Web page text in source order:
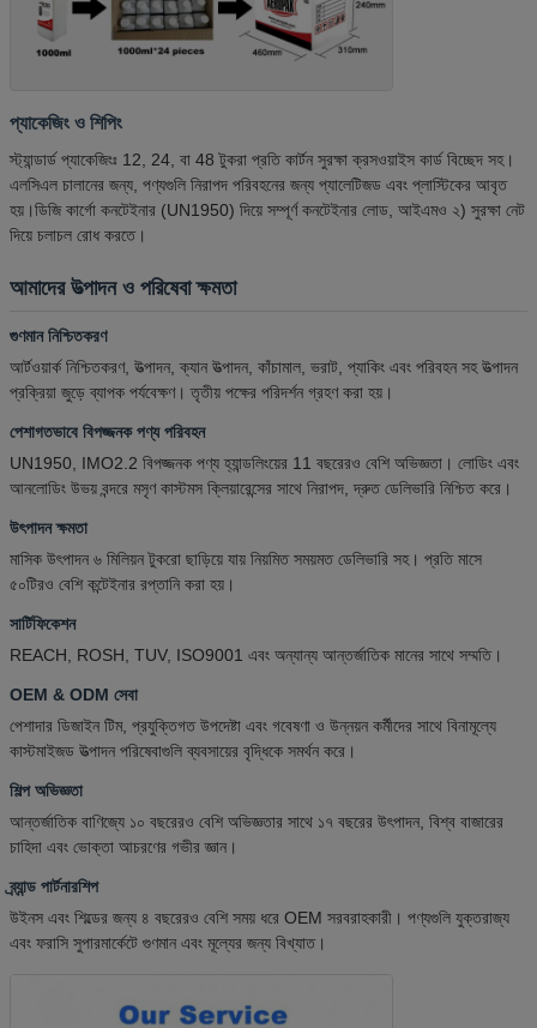
প্যাকেজিং ও শিপিং
স্ট্যান্ডার্ড প্যাকেজিংঃ 12, 24, বা 48 টুকরা প্রতি কার্টন সুরক্ষা ক্রসওয়াইস কার্ড বিচ্ছেদ সহ।
এলসিএল চালানের জন্য, পণ্যগুলি নিরাপদ পরিবহনের জন্য প্যালেটিজড এবং প্লাস্টিকের আবৃত
হয়।ডিজি কার্গো কনটেইনার (UN1950) দিয়ে সম্পূর্ণ কনটেইনার লোড, আইএমও ২) সুরক্ষা নেট
দিয়ে চলাচল রোধ করতে।
আমাদের উত্পাদন ও পরিষেবা ক্ষমতা
গুণমান নিশ্চিতকরণ
আর্টওয়ার্ক নিশ্চিতকরণ, উত্পাদন, ক্যান উত্পাদন, কাঁচামাল, ভরাট, প্যাকিং এবং পরিবহন সহ উত্পাদন
প্রক্রিয়া জুড়ে ব্যাপক পর্যবেক্ষণ। তৃতীয় পক্ষের পরিদর্শন গ্রহণ করা হয়।
পেশাগতভাবে বিপজ্জনক পণ্য পরিবহন
UN1950, IMO2.2 বিপজ্জনক পণ্য হ্যান্ডলিংয়ের 11 বছরেরও বেশি অভিজ্ঞতা। লোডিং এবং
আনলোডিং উভয় বন্দরে মসৃণ কাস্টমস ক্লিয়ারেন্সের সাথে নিরাপদ, দ্রুত ডেলিভারি নিশ্চিত করে।
উৎপাদন ক্ষমতা
মাসিক উৎপাদন ৬ মিলিয়ন টুকরো ছাড়িয়ে যায় নিয়মিত সময়মত ডেলিভারি সহ। প্রতি মাসে
৫০টিরও বেশি কন্টেইনার রপ্তানি করা হয়।
সার্টিফিকেশন
REACH, ROSH, TUV, ISO9001 এবং অন্যান্য আন্তর্জাতিক মানের সাথে সম্মতি।
OEM & ODM সেবা
পেশাদার ডিজাইন টিম, প্রযুক্তিগত উপদেষ্টা এবং গবেষণা ও উন্নয়ন কর্মীদের সাথে বিনামূল্যে
কাস্টমাইজড উত্পাদন পরিষেবাগুলি ব্যবসায়ের বৃদ্ধিকে সমর্থন করে।
শিল্প অভিজ্ঞতা
আন্তর্জাতিক বাণিজ্যে ১০ বছরেরও বেশি অভিজ্ঞতার সাথে ১৭ বছরের উৎপাদন, বিশ্ব বাজারের
চাহিদা এবং ভোক্তা আচরণের গভীর জ্ঞান।
ব্র্যান্ড পার্টনারশিপ
উইনস এবং শিল্ডের জন্য ৪ বছরেরও বেশি সময় ধরে OEM সরবরাহকারী। পণ্যগুলি যুক্তরাজ্য
এবং ফরাসি সুপারমার্কেটে গুণমান এবং মূল্যের জন্য বিখ্যাত।